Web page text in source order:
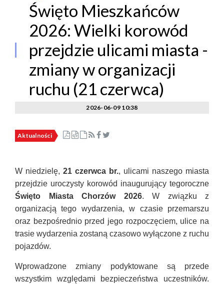
Święto Mieszkańców
2026: Wielki korowód
przejdzie ulicami miasta -
zmiany w organizacji
ruchu (21 czerwca)
2026-06-09 10:38
Aktualności
W niedzielę, 21 czerwca br., ulicami naszego miasta
przejdzie uroczysty korowód inaugurujący tegoroczne
Święto Miasta Chorzów 2026. W związku z
organizacją tego wydarzenia, w czasie przemarszu
oraz bezpośrednio przed jego rozpoczęciem, ulice na
trasie wydarzenia zostaną czasowo wyłączone z ruchu
pojazdów.
Wprowadzone zmiany podyktowane są przede
wszystkim względami bezpieczeństwa uczestników.